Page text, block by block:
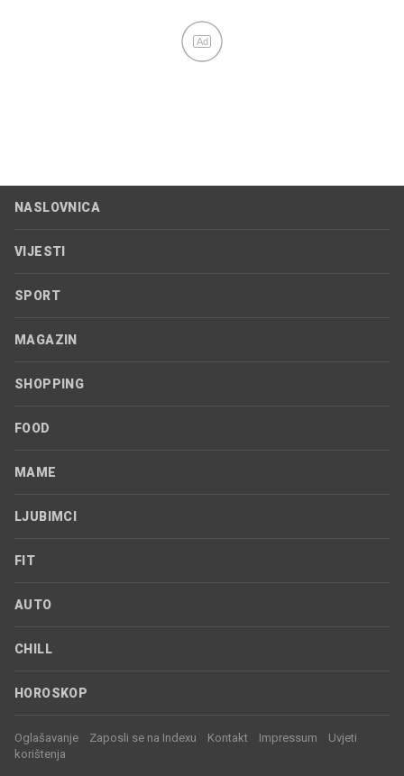
Ad
NASLOVNICA
VIJESTI
SPORT
MAGAZIN
SHOPPING
FOOD
MAME
LJUBIMCI
FIT
AUTO
CHILL
HOROSKOP
Oglašavanje Zaposli se na Indexu Kontakt Impressum
Uvjeti
korištenja